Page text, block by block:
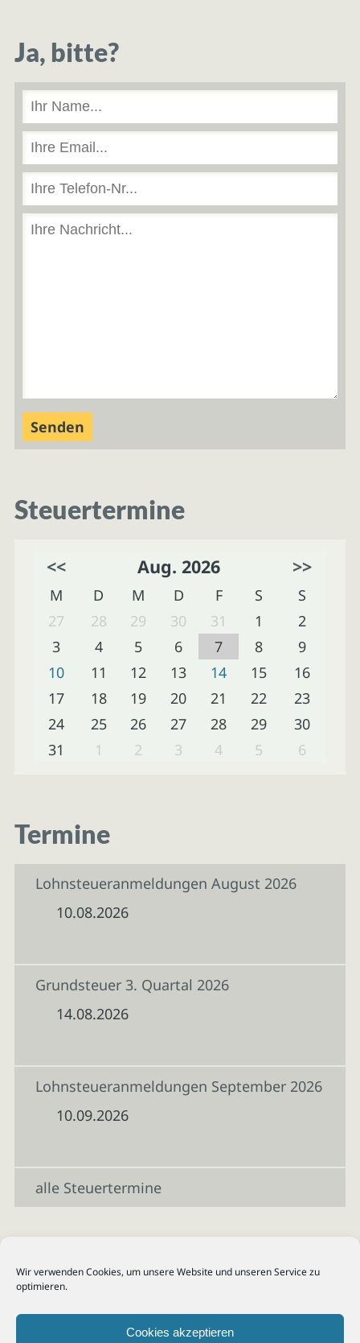
Wir verwenden Cookies, um unsere Website und unseren Service zu
optimieren.
Cookies akzeptieren
Ja, bitte?
Steuertermine
<< Aug. 2026 >>
M D M D F S
S
27
28 29 30 31 1
2
3
4 5 6 7 8
9
10
11 12 13 14 15
16
17
18 19 20 21 22
23
24
25 26 27 28 29
30
31
1 2 3 4 5 6
Termine
Lohnsteueranmeldungen August 2026
10.08.2026
Grundsteuer 3. Quartal 2026
14.08.2026
Lohnsteueranmeldungen September 2026
10.09.2026
alle Steuertermine